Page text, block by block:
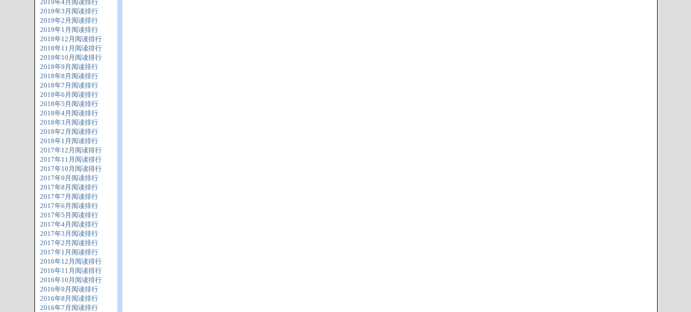
2019年4月阅读排行
2019年3月阅读排行
2019年2月阅读排行
2019年1月阅读排行
2018年12月阅读排行
2018年11月阅读排行
2018年10月阅读排行
2018年9月阅读排行
2018年8月阅读排行
2018年7月阅读排行
2018年6月阅读排行
2018年5月阅读排行
2018年4月阅读排行
2018年3月阅读排行
2018年2月阅读排行
2018年1月阅读排行
2017年12月阅读排行
2017年11月阅读排行
2017年10月阅读排行
2017年9月阅读排行
2017年8月阅读排行
2017年7月阅读排行
2017年6月阅读排行
2017年5月阅读排行
2017年4月阅读排行
2017年3月阅读排行
2017年2月阅读排行
2017年1月阅读排行
2016年12月阅读排行
2016年11月阅读排行
2016年10月阅读排行
2016年9月阅读排行
2016年8月阅读排行
2016年7月阅读排行